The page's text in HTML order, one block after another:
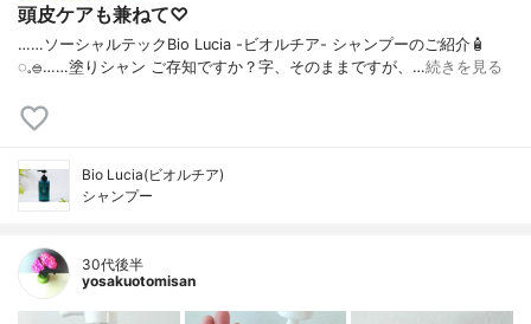
頭皮ケアも兼ねて♡
……⁡⁡⁡ソーシャルテックBio Lucia -ビオルチア- シャンプー⁡のご紹介🧴‎
◌𓈒𓐍⁡……⁡⁡⁡⁡塗りシャン ご存知ですか？⁡⁡⁡⁡字、そのままですが、…続きを見る
Bio Lucia(ビオルチア)
シャンプー
30代後半
yosakuotomisan